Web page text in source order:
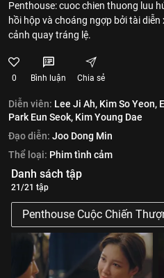
Penthouse: cuoc chien thuong luu
hồi hộp và choáng ngợp bởi tài
cảnh quay tráng lệ.
0 Bình luận Chia sẻ
Diễn viên: Lee Ji Ah, Kim So Yeon,
Park Eun Seok, Kim Young Dae
Đạo diễn: Joo Dong Min
Thể loại: Phim tình cảm
Danh sách tập
21/21 tập
Penthouse Cuộc Chiến